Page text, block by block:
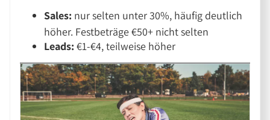
Sales: nur selten unter 30%, häufig deutlich
höher. Festbeträge €50+ nicht selten
Leads: €1-€4, teilweise höher